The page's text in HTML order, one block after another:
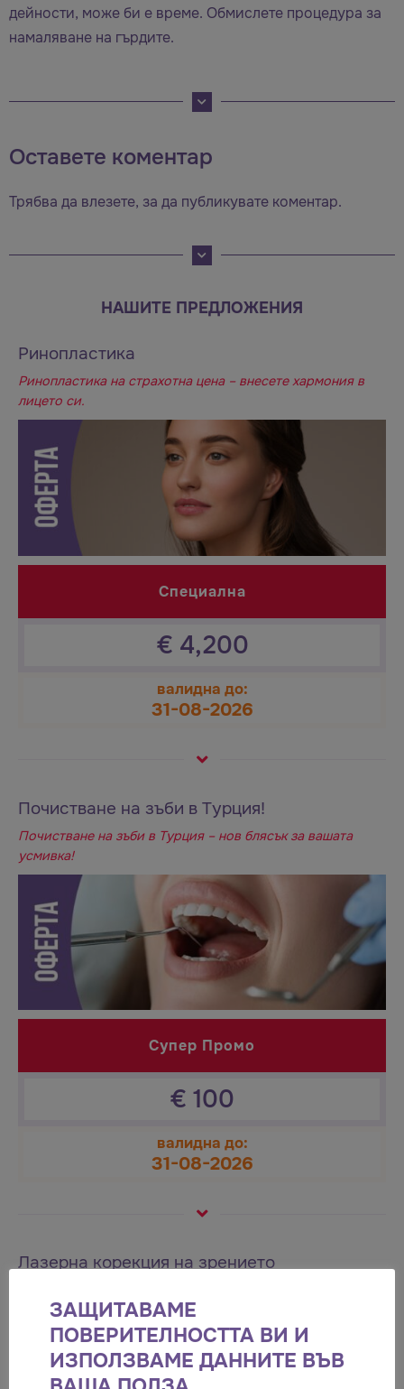
дейности, може би е време. Обмислете процедура за
намаляване на гърдите.
Оставете коментар
Трябва да влезете, за да публикувате коментар.
НАШИТЕ ПРЕДЛОЖЕНИЯ
Ринопластика
Ринопластика на страхотна цена – внесете хармония в
лицето си.
Специална
€ 4,200
валидна до:
31-08-2026
Почистване на зъби в Турция!
Почистване на зъби в Турция – нов блясък за вашата
усмивка!
Супер Промо
€ 100
валидна до:
31-08-2026
Лазерна корекция на зрението
ЗАЩИТАВАМЕ
ПОВЕРИТЕЛНОСТТА ВИ И
ИЗПОЛЗВАМЕ ДАННИТЕ ВЪВ